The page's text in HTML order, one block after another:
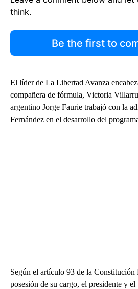
think.
Be the first to
El líder de La Libertad Avanza
compañera de fórmula, Victoria
argentino Jorge Faurie trabajó con la
Fernández en el desarrollo del
Según el artículo 93 de la Constitución
posesión de su cargo, el presidente y el